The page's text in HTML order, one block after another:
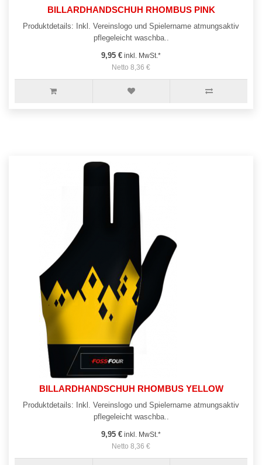
BILLARDHANDSCHUH RHOMBUS PINK
Produktdetails: Inkl. Vereinslogo und Spielername atmungsaktiv
pflegeleicht waschba..
9,95 € inkl. MwSt.*
Netto 8,36 €
BILLARDHANDSCHUH RHOMBUS YELLOW
Produktdetails: Inkl. Vereinslogo und Spielername atmungsaktiv
pflegeleicht waschba..
9,95 € inkl. MwSt.*
Netto 8,36 €